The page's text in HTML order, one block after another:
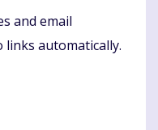
and email
automatically.